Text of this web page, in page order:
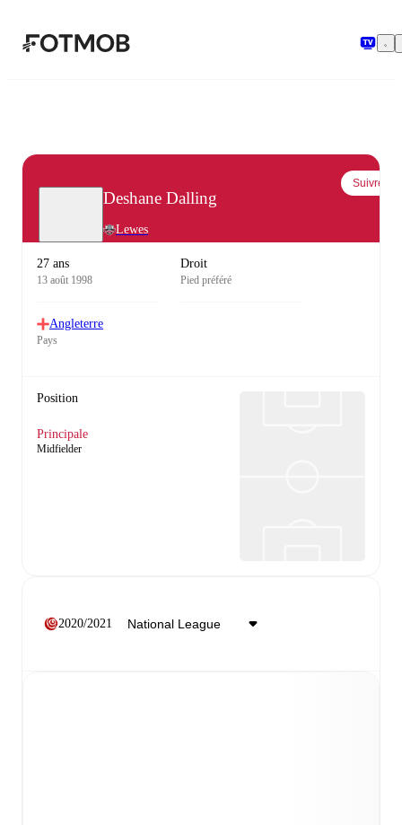
Deshane Dalling
Lewes
Suivre
27 ans
13 août 1998
Droit
Pied préféré
Angleterre
Pays
Position
Principale
Midfielder
2020/2021